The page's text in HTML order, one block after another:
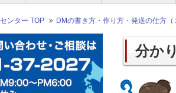
ンター TOP DMの書き方・作り方・発送の仕方
分か